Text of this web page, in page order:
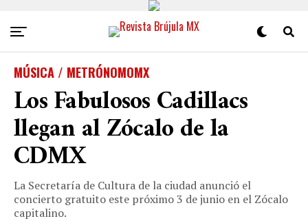
MÚSICA / METRÓNOMOMX
Los Fabulosos Cadillacs
llegan al Zócalo de la
CDMX
La Secretaría de Cultura de la ciudad anunció el
concierto gratuito este próximo 3 de junio en el Zócalo
capitalino.